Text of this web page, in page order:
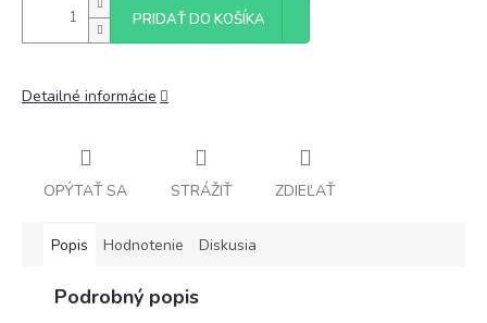
PRIDAŤ DO KOŠÍKA
Detailné informácie
OPÝTAŤ SA STRÁŽIŤ ZDIEĽAŤ
Popis Hodnotenie Diskusia
Podrobný popis